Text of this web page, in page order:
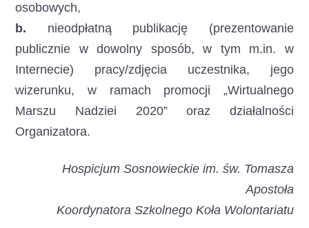
osobowych,
b. nieodpłatną publikację (prezentowanie
publicznie w dowolny sposób, w tym m.in. w
Internecie) pracy/zdjęcia uczestnika, jego
wizerunku, w ramach promocji „Wirtualnego
Marszu Nadziei 2020” oraz działalności
Organizatora.
Hospicjum Sosnowieckie im. św. Tomasza
Apostoła
Koordynatora Szkolnego Koła Wolontariatu